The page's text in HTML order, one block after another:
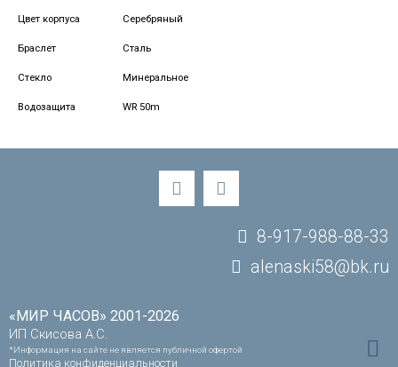
Цвет корпуса Серебряный
Браслет Сталь
Стекло Минеральное
Водозащита WR 50m
«МИР ЧАСОВ» 2001-2026
ИП Скисова А.С.
*Информация на сайте не является публичной офертой
Политика конфиденциальности
8-917-988-88-33
alenaski58@bk.ru